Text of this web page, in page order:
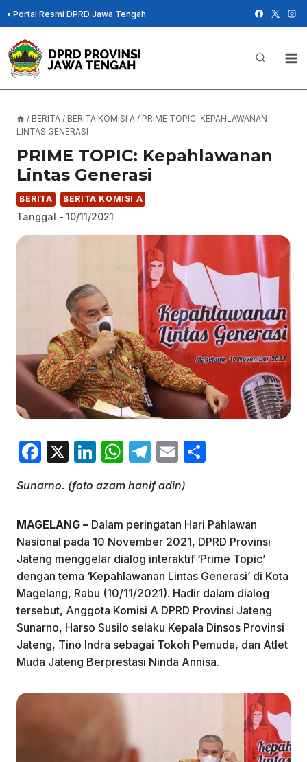
Skip
to
content
• Portal Resmi DPRD Jawa Tengah
/ BERITA / BERITA KOMISI A / PRIME TOPIC: KEPAHLAWANAN
LINTAS GENERASI
PRIME TOPIC: Kepahlawanan
Lintas Generasi
BERITA BERITA KOMISI A
Tanggal - 10/11/2021
F
c
e
b
o
o
k
X
Li
k
e
dI
n
W
at
s
A
p
p
T
e
gr
a
m
E
ai
l
e
Sunarno. (foto azam hanif adin)
MAGELANG – Dalam peringatan Hari Pahlawan
Nasional pada 10 November 2021, DPRD Provinsi
Jateng menggelar dialog interaktif ‘Prime Topic’
dengan tema ‘Kepahlawanan Lintas Generasi’ di Kota
Magelang, Rabu (10/11/2021). Hadir dalam dialog
tersebut, Anggota Komisi A DPRD Provinsi Jateng
Sunarno, Harso Susilo selaku Kepala Dinsos Provinsi
Jateng, Tino Indra sebagai Tokoh Pemuda, dan Atlet
Muda Jateng Berprestasi Ninda Annisa.